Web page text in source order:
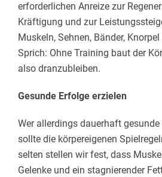
erforderlichen Anreize zur
Kräftigung und zur
Muskeln, Sehnen, Bänder,
Sprich: Ohne Training baut der
also dranzubleiben.
Gesunde Erfolge erzielen
Wer allerdings dauerhaft
sollte die körpereigenen
selten stellen wir fest, dass
Gelenke und ein stagnierender